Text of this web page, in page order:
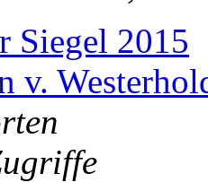
Siegel 2015
v.